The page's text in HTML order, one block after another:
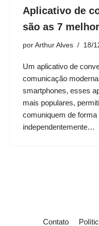
Aplicativo de
são as 7
por Arthur Alves 18/
Um aplicativo de
comunicação
smartphones, esses
mais populares,
comuniquem de forma
independentemente…
Contato